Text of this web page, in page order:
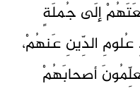
إلَى جُملَةٍ
الدِّينِ عَنهُمْ،
أصحابَهُمْ